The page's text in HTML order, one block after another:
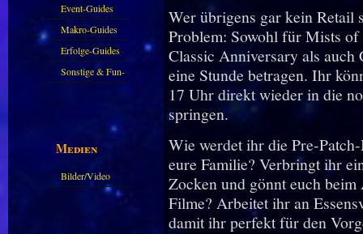
Event-Guides
Makro-Guides
Erfolge-Guides
Sonstige & Fun-
Medien
Bilder/Video
Wer übrigens gar kein Retail
Problem: Sowohl für Mists
Classic Anniversary als
eine Stunde betragen. Ihr
17 Uhr direkt wieder in die
springen.
Wie werdet ihr die Pre-
eure Familie? Verbringt ihr
Zocken und gönnt euch beim
Filme? Arbeitet ihr an
damit ihr perfekt für den